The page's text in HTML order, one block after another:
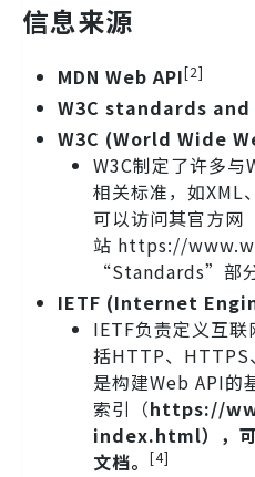
信息来源
MDN Web API[2]
W3C standards
W3C (World Wide
W3C制定了许多
相关标准，如XML
可以访问其官方网
站 https://
“Standards”部
IETF (Internet
IETF负责定义互
括HTTP、
是构建Web API的
索引（https://
index.html），可
文档。
[4]